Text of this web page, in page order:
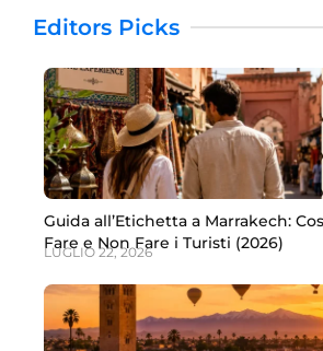
Editors Picks
Guida all’Etichetta a Marrakech:
Fare e Non Fare i Turisti (2026)
LUGLIO 22, 2026